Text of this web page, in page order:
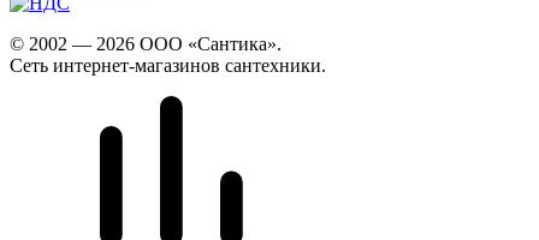
© 2002 — 2026 ООО «Сантика».
Сеть интернет-магазинов сантехники.